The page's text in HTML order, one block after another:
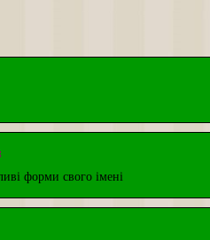
форми свого імені